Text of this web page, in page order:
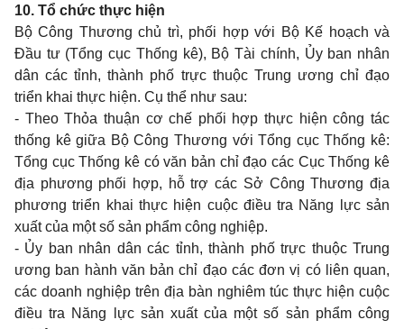
10. Tổ chức thực hiện
Bộ Công Thương chủ trì, phối hợp với Bộ Kế hoạch và
Đầu tư (Tổng cục Thống kê), Bộ Tài chính, Ủy ban nhân
dân các tỉnh, thành phố trực thuộc Trung ương chỉ đạo
triển khai thực hiện. Cụ thể như sau:
- Theo Thỏa thuận cơ chế phối hợp thực hiện công tác
thống kê giữa Bộ Công Thương với Tổng cục Thống kê:
Tổng cục Thống kê có văn bản chỉ đạo các Cục Thống kê
địa phương phối hợp, hỗ trợ các Sở Công Thương địa
phương triển khai thực hiện cuộc điều tra Năng lực sản
xuất của một số sản phẩm công nghiệp.
- Ủy ban nhân dân các tỉnh, thành phố trực thuộc Trung
ương ban hành văn bản chỉ đạo các đơn vị có liên quan,
các doanh nghiệp trên địa bàn nghiêm túc thực hiện cuộc
điều tra Năng lực sản xuất của một số sản phẩm công